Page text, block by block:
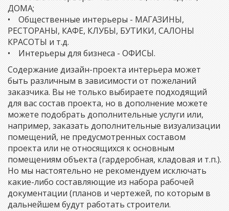
ДОМА;
• Общественные интерьеры - МАГАЗИНЫ,
РЕСТОРАНЫ, КАФЕ, КЛУБЫ, БУТИКИ, САЛОНЫ
КРАСОТЫ и т.д.
• Интерьеры для бизнеса - ОФИСЫ.
Содержание дизайн-проекта интерьера может
быть различным в зависимости от пожеланий
заказчика. Вы не только выбираете подходящий
для вас состав проекта, но в дополнение можете
можете подобрать дополнительные услуги или,
например, заказать дополнительные визуализации
помещений, не предусмотренных составом
проекта или не относящихся к основным
помещениям объекта (гардеробная, кладовая и т.п.).
Но мы настоятельно не рекомендуем исключать
какие-либо составляющие из набора рабочей
документации (планов и чертежей, по которым в
дальнейшем будут работать строители.